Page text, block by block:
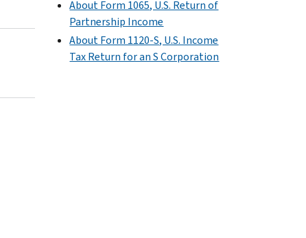
About Form 1065, U.S. Return of
Partnership Income
About Form 1120-S, U.S. Income
Tax Return for an S Corporation